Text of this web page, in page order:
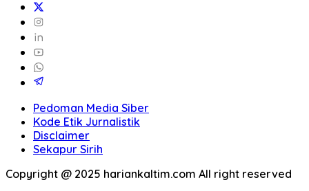
Pedoman Media Siber
Kode Etik Jurnalistik
Disclaimer
Sekapur Sirih
Copyright @ 2025 hariankaltim.com All right reserved